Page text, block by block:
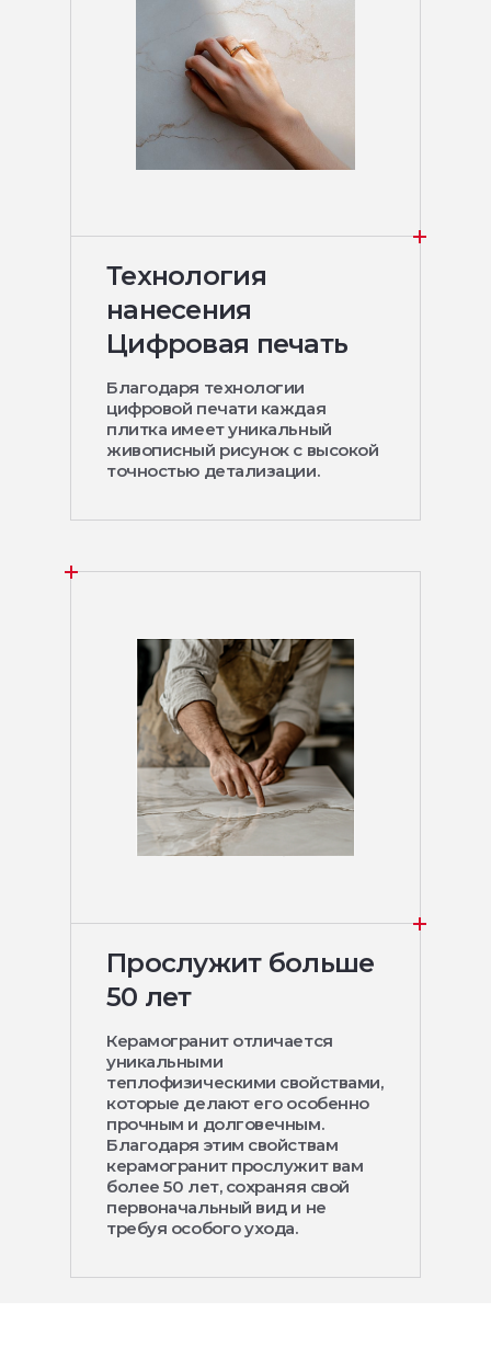
Технология
нанесения
Цифровая печать
Благодаря технологии
цифровой печати каждая
плитка имеет уникальный
живописный рисунок с высокой
точностью детализации.
Прослужит больше
50 лет
Керамогранит отличается
уникальными
теплофизическими свойствами,
которые делают его особенно
прочным и долговечным.
Благодаря этим свойствам
керамогранит прослужит вам
более 50 лет, сохраняя свой
первоначальный вид и не
требуя особого ухода.